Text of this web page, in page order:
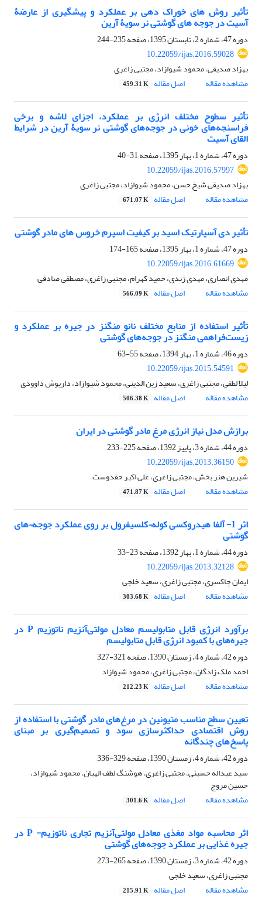
تأثیر روش های خوراک دهی بر عملکرد و پیشگیری از عارضۀ
آسیت در جوجه های گوشتی نر سویۀ آرین
دوره 47، شماره 2، تابستان 1395، صفحه
235-244
10.22059/ijas.2016.59028
بهزاد صدیقی، محمود شیوازاد، مجتبی زاغری
مشاهده مقاله
اصل مقاله 459.31 K
تأثیر سطوح مختلف انرژی بر عملکرد، اجزای لاشه و برخی
فراسنجه‌های خونی در جوجه‌های گوشتی نر سویۀ آرین در شرایط
القای آسیت
دوره 47، شماره 1، بهار 1395، صفحه
31-40
10.22059/ijas.2016.57997
بهزاد صدیقی شیخ حسن، محمود شیوازاد، مجتبی زاغری
مشاهده مقاله
اصل مقاله 671.07 K
تأثیر دی آسپارتیک اسید بر کیفیت اسپرم خروس های مادر گوشتی
دوره 47، شماره 1، بهار 1395، صفحه
165-174
10.22059/ijas.2016.61669
مهدی انصاری، مهدی ژندی، حمید کهرام، مجتبی زاغری، مصطفی صادقی
مشاهده مقاله
اصل مقاله 566.09 K
تأثیر استفاده از منابع مختلف نانو منگنز در جیره بر عملکرد و
زیست‌فراهمی منگنز در جوجه‌های گوشتی
دوره 46، شماره 1، بهار 1394، صفحه
55-63
10.22059/ijas.2015.54591
لیلا لطفی، مجتبی زاغری، سعید زین الدینی، محمود شیوازاد، داریوش داوودی
مشاهده مقاله
اصل مقاله 506.38 K
برازش مدل نیاز انرژی مرغ مادر گوشتی در ایران
دوره 44، شماره 3، پاییز 1392، صفحه
225-233
10.22059/ijas.2013.36150
شیرین هنر بخش، مجتبی زاغری، علی اکبر حقدوست
مشاهده مقاله
اصل مقاله 471.87 K
اثر 1- آلفا هیدروکسی کوله¬کلسیفرول بر روی عملکرد جوجه¬های
گوشتی
دوره 44، شماره 1، بهار 1392، صفحه
23-33
10.22059/ijas.2013.32128
ایمان چاکسری، مجتبی زاغری، سعید خلجی
مشاهده مقاله
اصل مقاله 303.68 K
برآورد انرژی قابل متابولیسم معادل مولتی‌آنزیم ناتوزیم P در
جیره‌های با کمبود انرژی قابل متابولیسم
دوره 42، شماره 4، زمستان 1390، صفحه
321-327
احمد ملک زادگان، مجتبی زاغری، محمود شیوازاد
مشاهده مقاله
اصل مقاله 212.23 K
تعیین سطح مناسب متیونین در مرغ‌های مادر گوشتی با استفاده از
روش اقتصادی حداکثرسازی سود و تصمیم‌گیری بر مبنای
پاسخ‌های چندگانه
دوره 42، شماره 4، زمستان 1390، صفحه
329-336
سید عبداله حسینی، مجتبی زاغری، هوشنگ لطف الهیان، محمود شیوازاد،
حسین مروج
مشاهده مقاله
اصل مقاله 301.6 K
اثر محاسبه مواد مغذی معادل مولتی‌آنزیم تجاری ناتوزیم- P در
جیره غذایی بر عملکرد جوجه‌های گوشتی
دوره 42، شماره 3، زمستان 1390، صفحه
265-273
مجتبی زاغری، سعید خلجی
مشاهده مقاله
اصل مقاله 215.91 K